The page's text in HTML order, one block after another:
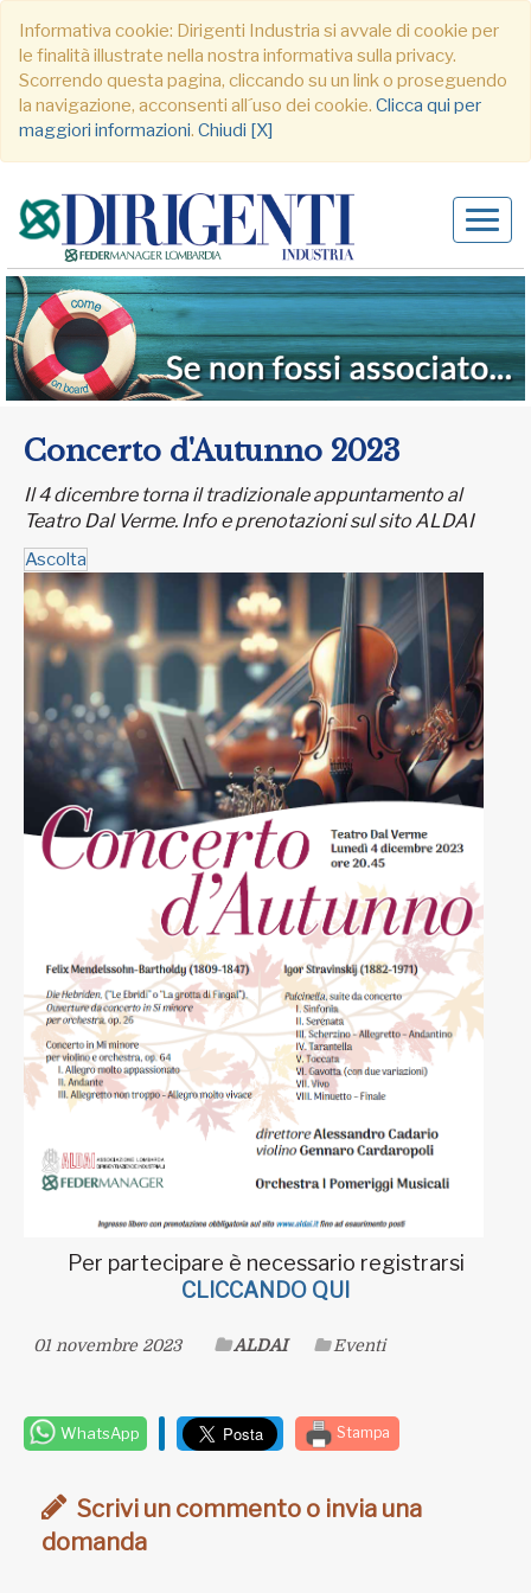
Informativa cookie: Dirigenti Industria si avvale di cookie per
le finalità illustrate nella nostra informativa sulla privacy.
Scorrendo questa pagina, cliccando su un link o proseguendo
la navigazione, acconsenti all´uso dei cookie. Clicca qui per
maggiori informazioni. Chiudi [X]
Concerto d'Autunno 2023
Il 4 dicembre torna il tradizionale appuntamento al
Teatro Dal Verme. Info e prenotazioni sul sito ALDAI
Ascolta
Per partecipare è necessario registrarsi
CLICCANDO QUI
01 novembre 2023 ALDAI Eventi
WhatsApp Stampa
Scrivi un commento o invia una
domanda